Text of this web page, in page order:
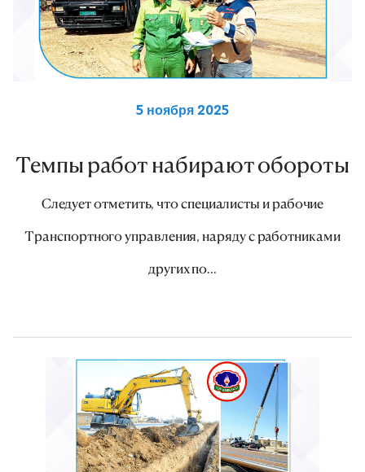
5 ноября 2025
Темпы работ набирают обороты
Следует отметить, что специалисты и рабочие
Транспортного управления, наряду с работниками
других по...